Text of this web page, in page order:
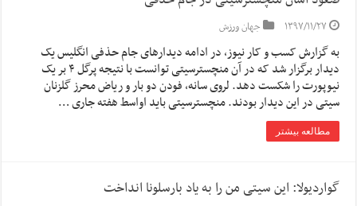
۱۳۹۷/۱۱/۲۷ جهان ورزش
به گزارش کسب و کار نیوز، در ادامه دیدارهای جام حذفی انگلیس یک
دیدار برگزار شد که در آن منچسترسیتی توانست با نتیجه پرگل ۴ بر یک
نیوپورت را شکست دهد. لروی سانه، فودن دو بار و ریاض محرز گلزنان
سیتی در این دیدار بودند. منچسترسیتی باید اواسط هفته جاری …
مطالعه بیشتر
گواردیولا: این سیتی من را به یاد بارسلونا انداخت